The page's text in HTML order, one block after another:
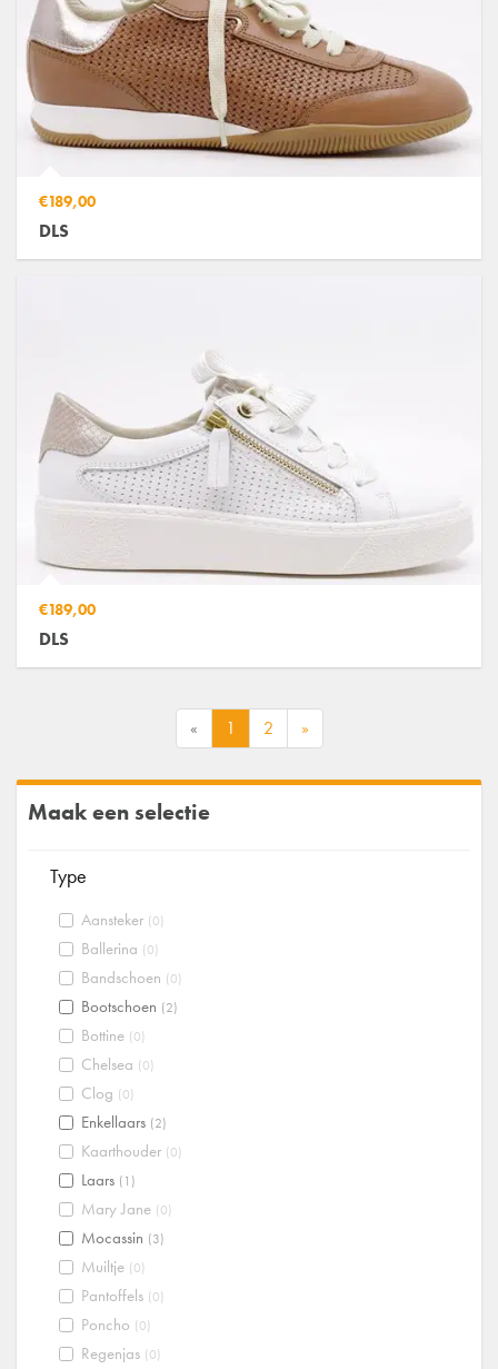
€189,00
DLS
€189,00
DLS
« 1 2 »
Maak een selectie
Type
Aansteker (0)
Ballerina (0)
Bandschoen (0)
Bootschoen (2)
Bottine (0)
Chelsea (0)
Clog (0)
Enkellaars (2)
Kaarthouder (0)
Laars (1)
Mary Jane (0)
Mocassin (3)
Muiltje (0)
Pantoffels (0)
Poncho (0)
Regenjas (0)